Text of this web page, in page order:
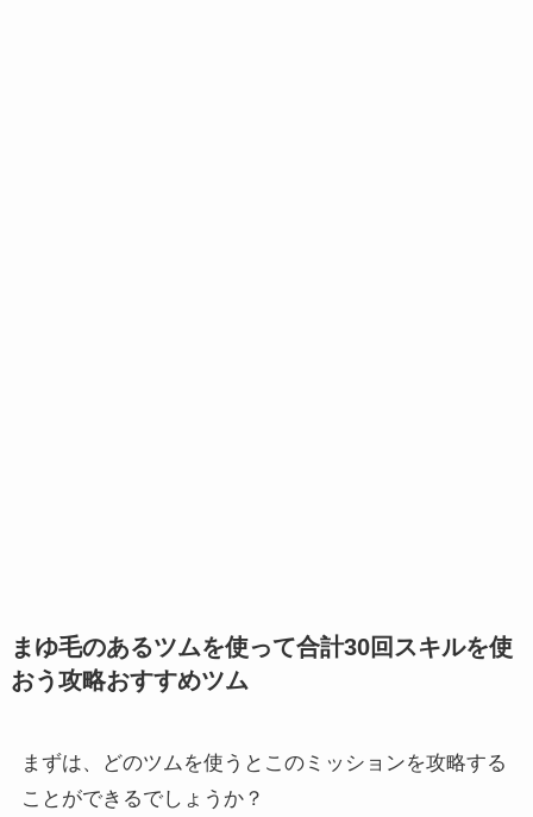
まゆ毛のあるツムを使って合計30回スキルを使
おう攻略おすすめツム
まずは、どのツムを使うとこのミッションを攻略する
ことができるでしょうか？